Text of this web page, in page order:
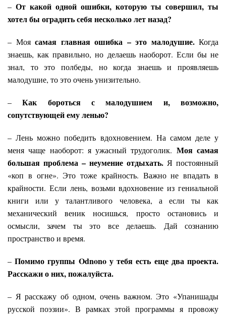
– От какой одной ошибки, которую ты совершил, ты
хотел бы оградить себя несколько лет назад?
– Моя самая главная ошибка – это малодушие.Когда
знаешь, как правильно, но делаешь наоборот. Если бы не
знал, то это полбеды, но когда знаешь и проявляешь
малодушие, то это очень унизительно.
–Как бороться с малодушием и, возможно,
сопутствующей ему ленью?
– Лень можно победить вдохновением. На самом деле у
меня чаще наоборот: я ужасный трудоголик. Моя самая
большая проблема – неумение отдыхать. Я постоянный
«коп в огне». Это тоже крайность. Важно не впадать в
крайности. Если лень, возьми вдохновение из гениальной
книги или у талантливого человека, а если ты как
механический веник носишься, просто остановись и
осмысли, зачем ты это все делаешь. Дай сознанию
пространство и время.
–Помимо группы Odnono у тебя есть еще два проекта.
Расскажи о них, пожалуйста.
– Я расскажу об одном, очень важном. Это «Упанишады
русской поэзии». В рамках этой программы я провожу